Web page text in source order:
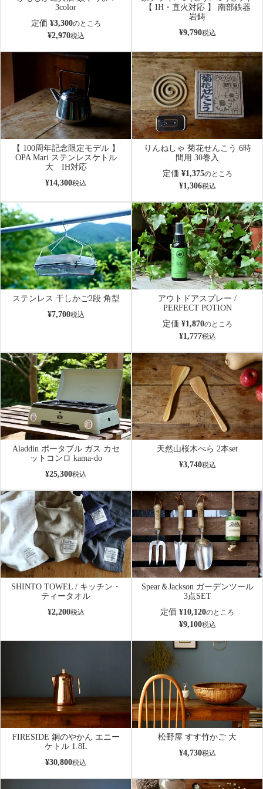
3color
定価 ¥3,300のところ
¥2,970税込
【 IH・直火対応 】 南部鉄器
岩鋳
¥9,790税込
【 100周年記念限定モデル 】
OPA Mari ステンレスケトル
大 IH対応
¥14,300税込
りんねしゃ 菊花せんこう 6時
間用 30巻入
定価 ¥1,375のところ
¥1,306税込
ステンレス 干しかご2段 角型
¥7,700税込
アウトドアスプレー /
PERFECT POTION
定価 ¥1,870のところ
¥1,777税込
Aladdin ポータブル ガス カセ
ットコンロ kama-do
¥25,300税込
天然山桜木べら 2本set
¥3,740税込
SHINTO TOWEL / キッチン・
ティータオル
¥2,200税込
Spear＆Jackson ガーデンツール
3点SET
定価 ¥10,120のところ
¥9,100税込
FIRESIDE 銅のやかん エニー
ケトル 1.8L
¥30,800税込
松野屋 すす竹かご 大
¥4,730税込